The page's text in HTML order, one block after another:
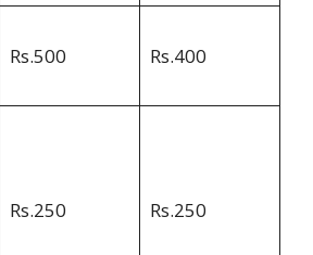
Rs.500 Rs.400
Rs.250 Rs.250